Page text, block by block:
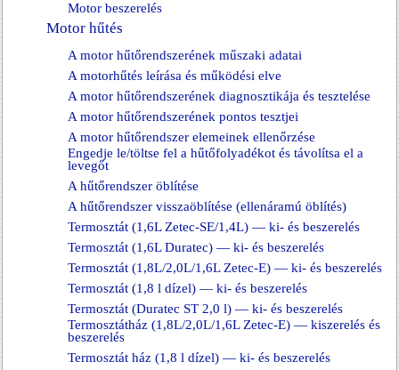
Motor beszerelés
Motor hűtés
A motor hűtőrendszerének műszaki adatai
A motorhűtés leírása és működési elve
A motor hűtőrendszerének diagnosztikája és tesztelése
A motor hűtőrendszerének pontos tesztjei
A motor hűtőrendszer elemeinek ellenőrzése
Engedje le/töltse fel a hűtőfolyadékot és távolítsa el a
levegőt
A hűtőrendszer öblítése
A hűtőrendszer visszaöblítése (ellenáramú öblítés)
Termosztát (1,6L Zetec-SE/1,4L) — ki- és beszerelés
Termosztát (1,6L Duratec) — ki- és beszerelés
Termosztát (1,8L/2,0L/1,6L Zetec-E) — ki- és beszerelés
Termosztát (1,8 l dízel) — ki- és beszerelés
Termosztát (Duratec ST 2,0 l) — ki- és beszerelés
Termosztátház (1,8L/2,0L/1,6L Zetec-E) — kiszerelés és
beszerelés
Termosztát ház (1,8 l dízel) — ki- és beszerelés